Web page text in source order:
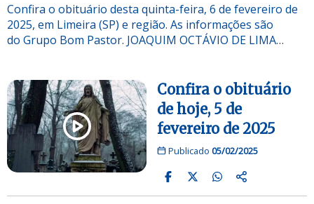
Confira o obituário desta quinta-feira, 6 de fevereiro de
2025, em Limeira (SP) e região. As informações são
do Grupo Bom Pastor. JOAQUIM OCTÁVIO DE LIMA…
Confira o obituário
de hoje, 5 de
fevereiro de 2025
Publicado 05/02/2025